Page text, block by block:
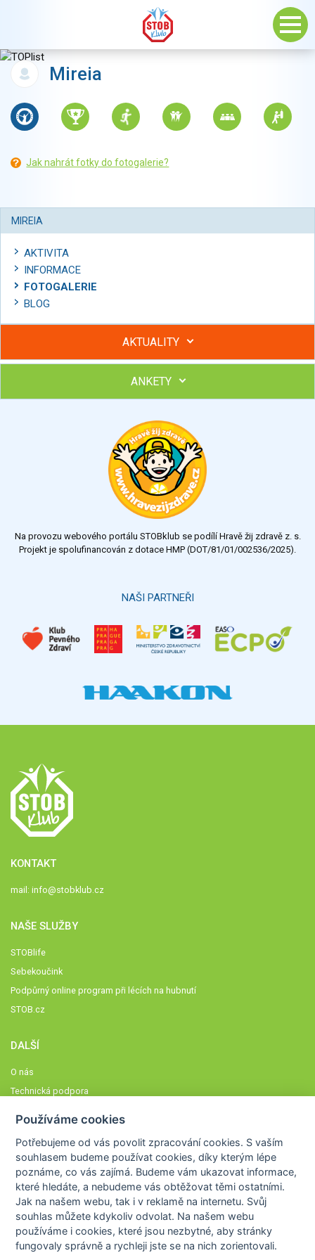
Mireia
Jak nahrát fotky do fotogalerie?
MIREIA
AKTIVITA
INFORMACE
FOTOGALERIE
BLOG
AKTUALITY
Hubněte s podporou lektorky a skupiny v kurzech STOBu
Chcete poradit s hubnutím? Najděte si odborníka STOBu ve
ANKETY
Výsledky Všechny ankety
Na provozu webového portálu STOBklub se podílí Hravě žij zdravě z. s.
Projekt je spolufinancován z dotace HMP (DOT/81/01/002536/2025).
NAŠI PARTNEŘI
KONTAKT
mail: info@stobklub.cz
NAŠE SLUŽBY
STOBlife
Sebekoučink
Podpůrný online program při lécích na hubnutí
STOB.cz
DALŠÍ
O nás
Technická podpora
Členové STOBklubu
Zásady nakládání s osobními údaji
Otestujte se
Spočítejte si
Výzva 52
Používáme cookies
Potřebujeme od vás povolit zpracování cookies. S vaším
souhlasem budeme používat cookies, díky kterým lépe
poznáme,co vás zajímá. Budeme vám ukazovat informace,
které hledáte, a nebudeme vás obtěžovat těmi ostatními.
Jak na našem webu, tak i v reklamě na internetu. Svůj
souhlas můžete kdykoliv odvolat. Na našem webu
používáme i cookies, které jsou nezbytné, aby stránky
fungovaly správně a rychleji jste se na nich zorientovali.